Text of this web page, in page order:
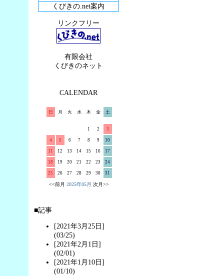
くびきの.net案内
リンクフリー
有限会社
くびきのネット
CALENDAR
日 月 火 水 木 金 土
1 2 3
4 5 6 7 8 9 10
11 12 13 14 15 16 17
18 19 20 21 22 23 24
25 26 27 28 29 30 31
<<前月 2025年05月 次月>>
■記事
[2021年3月25日]
(03/25)
[2021年2月1日]
(02/01)
[2021年1月10日]
(01/10)